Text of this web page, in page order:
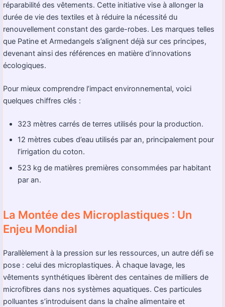
réparabilité des vêtements. Cette initiative vise à allonger la
durée de vie des textiles et à réduire la nécessité du
renouvellement constant des garde-robes. Les marques telles
que Patine et Armedangels s’alignent déjà sur ces principes,
devenant ainsi des références en matière d’innovations
écologiques.
Pour mieux comprendre l’impact environnemental, voici
quelques chiffres clés :
323 mètres carrés de terres utilisés pour la production.
12 mètres cubes d’eau utilisés par an, principalement pour
l’irrigation du coton.
523 kg de matières premières consommées par habitant
par an.
La Montée des Microplastiques : Un
Enjeu Mondial
Parallèlement à la pression sur les ressources, un autre défi se
pose : celui des microplastiques. À chaque lavage, les
vêtements synthétiques libèrent des centaines de milliers de
microfibres dans nos systèmes aquatiques. Ces particules
polluantes s’introduisent dans la chaîne alimentaire et